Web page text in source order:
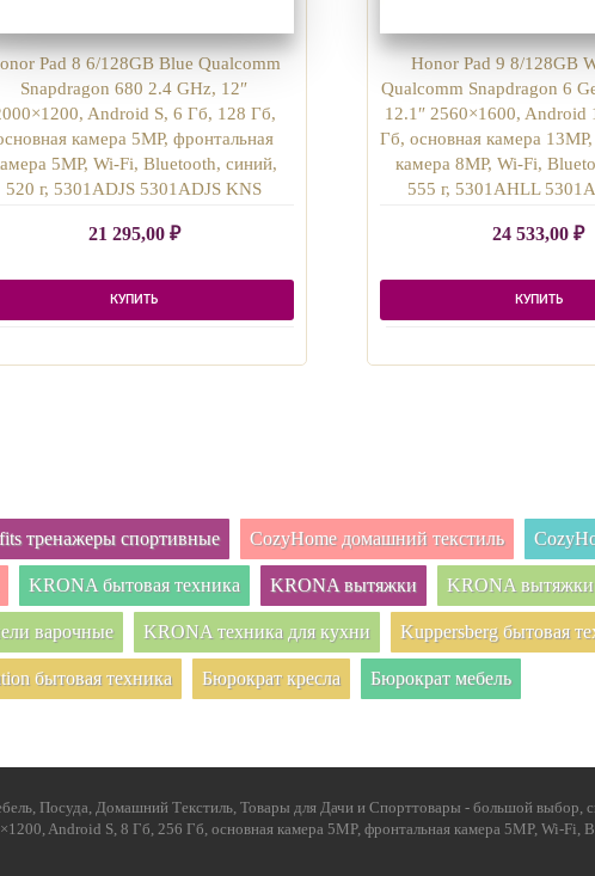
Pad 8 6/128GB Blue Qualcomm
Snapdragon 680 2.4 GHz, 12″
Android S, 6 Гб, 128 Гб,
камера 5MP, фронтальная
5MP, Wi-Fi, Bluetooth, синий,
520 г, 5301ADJS 5301ADJS KNS
21 295,00 ₽
КУПИТЬ
Honor Pad 9 8/128GB
Qualcomm Snapdragon 6
12.1″ 2560×1600, Android
Гб, основная камера
камера 8MP, Wi-Fi,
555 г, 5301AHLL
24 533,00₽
КУПИТЬ
тренажеры спортивные CozyHome домашний текстиль
KRONA бытовая техника KRONA вытяжки KRONA вытяжки
варочные KRONA техника для кухни Kuppersberg бытовая
бытовая техника Бюрократ кресла Бюрократ мебель
Посуда, Домашний Текстиль, Товары для Дачи и Спорттовары - большой выбор,
Android S, 8 Гб, 256 Гб, основная камера 5MP, фронтальная камера 5MP, Wi-